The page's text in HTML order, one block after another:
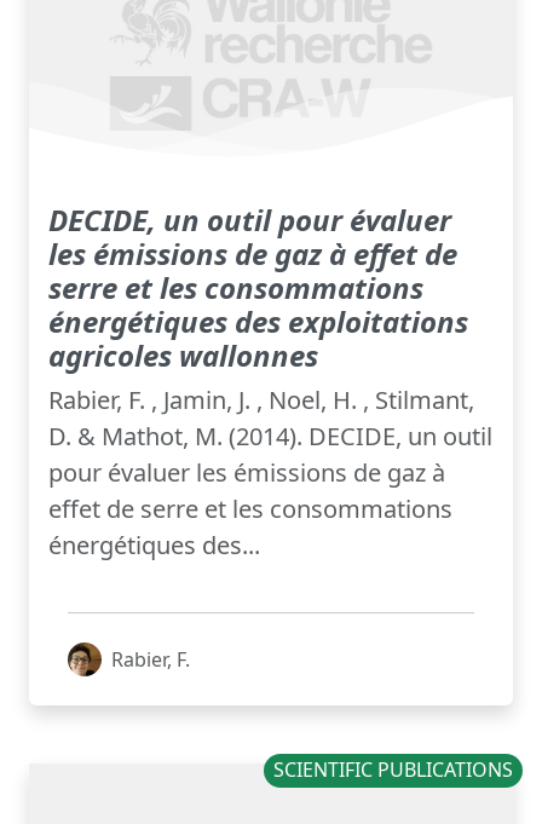
DECIDE, un outil pour évaluer
les émissions de gaz à effet de
serre et les consommations
énergétiques des exploitations
agricoles wallonnes
Rabier, F. , Jamin, J. , Noel, H. , Stilmant,
D. & Mathot, M. (2014). DECIDE, un outil
pour évaluer les émissions de gaz à
effet de serre et les consommations
énergétiques des...
Rabier, F.
SCIENTIFIC PUBLICATIONS